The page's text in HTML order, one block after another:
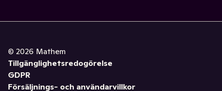
© 2026 Mathem
Tillgänglighetsredogörelse
GDPR
Försäljnings- och användarvillkor